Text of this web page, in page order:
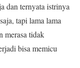
dan ternyata istrinya
tapi lama lama
merasa tidak
bisa memicu